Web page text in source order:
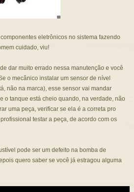
eletrônicos no sistema fazendo
cuidado, viu!
dar muito errado nessa manutenção e você
o mecânico instalar um sensor de nível
não na marca), esse sensor vai mandar
o tanque está cheio quando, na verdade, não
uma peça, verificar se ela é a correta pro
testar a peça, de acordo com os
pode ser um defeito na bomba de
quero saber se você já estragou alguma